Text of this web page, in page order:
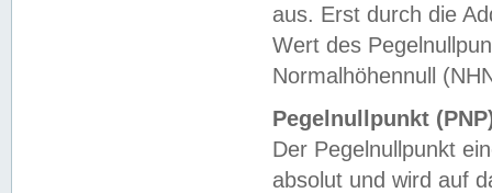
aus. Erst durch die
Wert des
Normalhöhennull
Pegelnullpunkt
Der Pegelnullpunkt
absolut und wird auf